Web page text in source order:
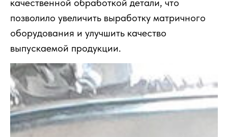
качественной обработкой детали, что
позволило увеличить выработку матричного
оборудования и улучшить качество
выпускаемой продукции.